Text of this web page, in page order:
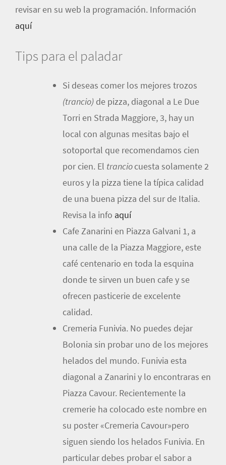
revisar en su web la programación. Información
aquí
Tips para el paladar
Si deseas comer los mejores trozos
(trancio) de pizza, diagonal a Le Due
Torri en Strada Maggiore, 3, hay un
local con algunas mesitas bajo el
sotoportal que recomendamos cien
por cien. El tranciocuesta solamente 2
euros y la pizza tiene la típica calidad
de una buena pizza del sur de Italia.
Revisa la info aquí
Cafe Zanarini en Piazza Galvani 1, a
una calle de la Piazza Maggiore, este
café centenario en toda la esquina
donde te sirven un buen cafe y se
ofrecen pasticerie de excelente
calidad.
Cremeria Funivia. No puedes dejar
Bolonia sin probar uno de los mejores
helados del mundo. Funivia esta
diagonal a Zanarini y lo encontraras en
Piazza Cavour. Recientemente la
cremerie ha colocado este nombre en
su poster «Cremeria Cavour»pero
siguen siendo los helados Funivia. En
particular debes probar el sabor a